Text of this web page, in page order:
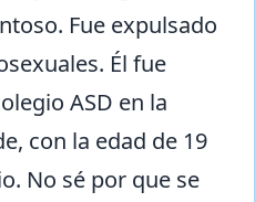
Fue expulsado
Él fue
ASD en la
con la edad de 19
No sé por que se